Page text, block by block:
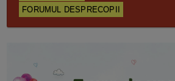
FORUMUL DESPRECOPII